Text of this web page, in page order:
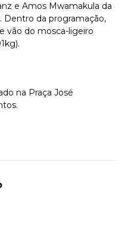
e Amos Mwamakula da
Dentro da programação,
vão do mosca-ligeiro
na Praça José